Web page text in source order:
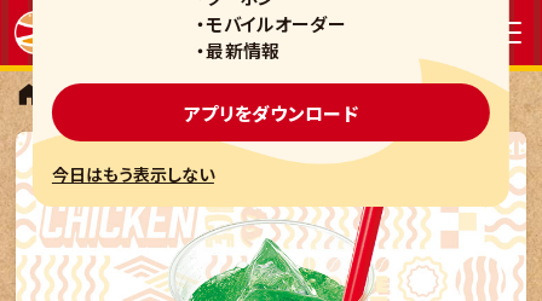
・モバイルオーダー
・最新情報
アプリをダウンロード
今日はもう表示しない
スイーツ・ドリンク